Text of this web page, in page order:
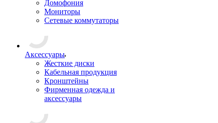
Домофония
Мониторы
Сетевые коммутаторы
Аксессуары
Жесткие диски
Кабельная продукция
Кронштейны
Фирменная одежда и
аксессуары